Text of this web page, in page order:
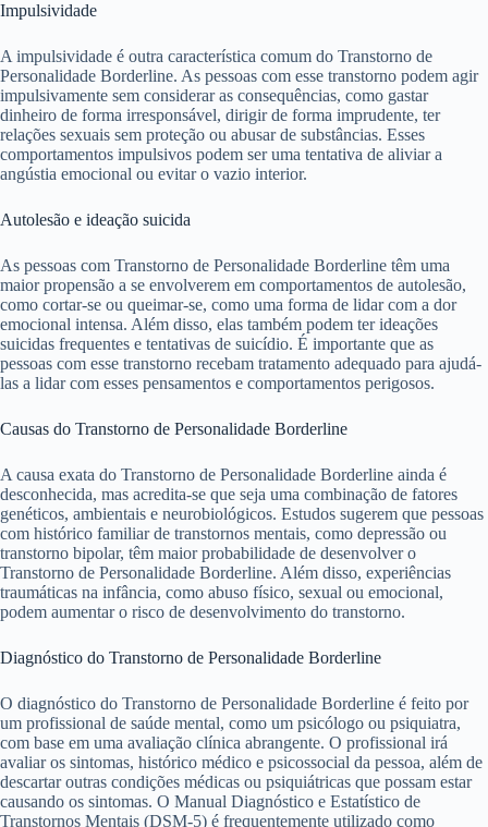
Impulsividade
A impulsividade é outra característica comum do Transtorno de
Personalidade Borderline. As pessoas com esse transtorno podem agir
impulsivamente sem considerar as consequências, como gastar
dinheiro de forma irresponsável, dirigir de forma imprudente, ter
relações sexuais sem proteção ou abusar de substâncias. Esses
comportamentos impulsivos podem ser uma tentativa de aliviar a
angústia emocional ou evitar o vazio interior.
Autolesão e ideação suicida
As pessoas com Transtorno de Personalidade Borderline têm uma
maior propensão a se envolverem em comportamentos de autolesão,
como cortar-se ou queimar-se, como uma forma de lidar com a dor
emocional intensa. Além disso, elas também podem ter ideações
suicidas frequentes e tentativas de suicídio. É importante que as
pessoas com esse transtorno recebam tratamento adequado para ajudá-
las a lidar com esses pensamentos e comportamentos perigosos.
Causas do Transtorno de Personalidade Borderline
A causa exata do Transtorno de Personalidade Borderline ainda é
desconhecida, mas acredita-se que seja uma combinação de fatores
genéticos, ambientais e neurobiológicos. Estudos sugerem que pessoas
com histórico familiar de transtornos mentais, como depressão ou
transtorno bipolar, têm maior probabilidade de desenvolver o
Transtorno de Personalidade Borderline. Além disso, experiências
traumáticas na infância, como abuso físico, sexual ou emocional,
podem aumentar o risco de desenvolvimento do transtorno.
Diagnóstico do Transtorno de Personalidade Borderline
O diagnóstico do Transtorno de Personalidade Borderline é feito por
um profissional de saúde mental, como um psicólogo ou psiquiatra,
com base em uma avaliação clínica abrangente. O profissional irá
avaliar os sintomas, histórico médico e psicossocial da pessoa, além de
descartar outras condições médicas ou psiquiátricas que possam estar
causando os sintomas. O Manual Diagnóstico e Estatístico de
Transtornos Mentais (DSM-5) é frequentemente utilizado como